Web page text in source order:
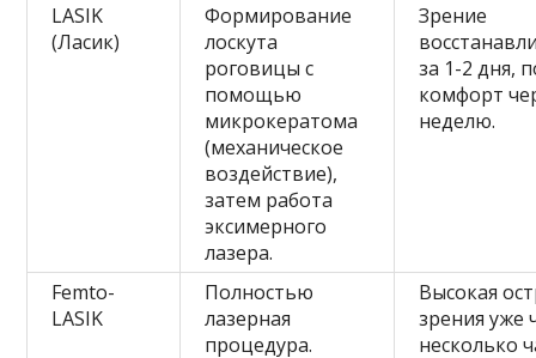
LASIK
(Ласик)
Формирование
лоскута
роговицы с
помощью
микрокератома
(механическое
воздействие),
затем работа
эксимерного
лазера.
Зрение
за 1-2 дня,
комфорт
неделю.
Femto-
LASIK
Полностью
лазерная
процедура.
Высокая
зрения уже
несколько